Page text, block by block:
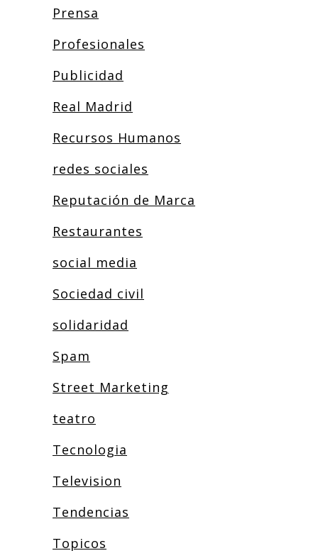
Prensa
Profesionales
Publicidad
Real Madrid
Recursos Humanos
redes sociales
Reputación de Marca
Restaurantes
social media
Sociedad civil
solidaridad
Spam
Street Marketing
teatro
Tecnologia
Television
Tendencias
Topicos